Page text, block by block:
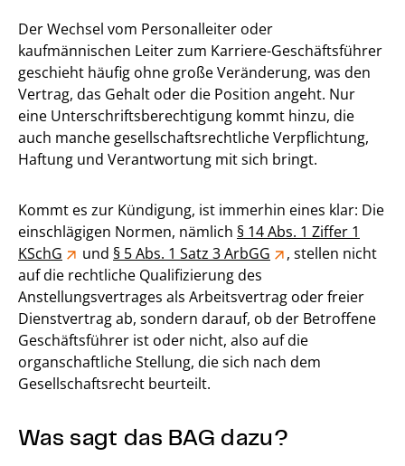
Der Wechsel vom Personalleiter oder
kaufmännischen Leiter zum Karriere-Geschäftsführer
geschieht häufig ohne große Veränderung, was den
Vertrag, das Gehalt oder die Position angeht. Nur
eine Unterschriftsberechtigung kommt hinzu, die
auch manche gesellschaftsrechtliche Verpflichtung,
Haftung und Verantwortung mit sich bringt.
Kommt es zur Kündigung, ist immerhin eines klar: Die
einschlägigen Normen, nämlich § 14 Abs. 1 Ziffer 1
KSchG
und § 5 Abs. 1 Satz 3 ArbGG
, stellen nicht
auf die rechtliche Qualifizierung des
Anstellungsvertrages als Arbeitsvertrag oder freier
Dienstvertrag ab, sondern darauf, ob der Betroffene
Geschäftsführer ist oder nicht, also auf die
organschaftliche Stellung, die sich nach dem
Gesellschaftsrecht beurteilt.
Was sagt das BAG dazu?